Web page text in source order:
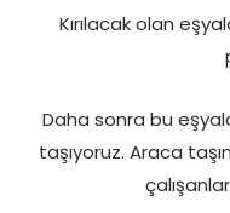
Kırılacak olan
Daha sonra bu
taşıyoruz. Araca